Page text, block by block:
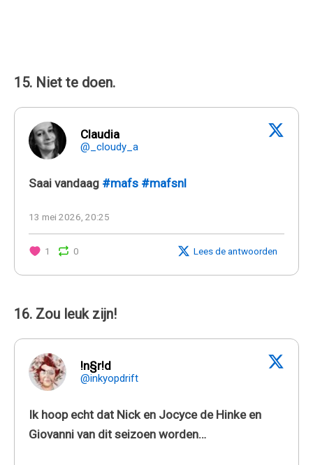
15. Niet te doen.
Claudia
@_cloudy_a
Saai vandaag #mafs #mafsnl
13 mei 2026, 20:25
1 0 Lees de antwoorden
16. Zou leuk zijn!
!n§r!d
@inkyopdrift
Ik hoop echt dat Nick en Jocyce de Hinke en
Giovanni van dit seizoen worden…